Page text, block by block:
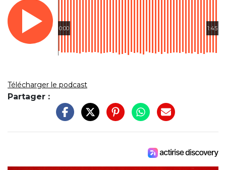
0:00 1:45
Télécharger le podcast
Partager :